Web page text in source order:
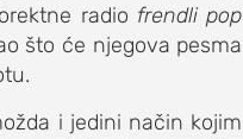
radio frendli pop
što će njegova pesma
i jedini način kojim